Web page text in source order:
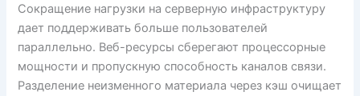
Сокращение нагрузки на серверную инфраструктуру
дает поддерживать больше пользователей
параллельно. Веб-ресурсы сберегают процессорные
мощности и пропускную способность каналов связи.
Разделение неизменного материала через кэш очищает